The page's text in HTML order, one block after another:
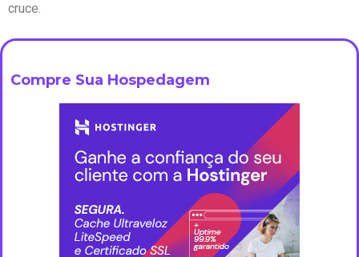
Compre Sua Hospedagem
cruce.